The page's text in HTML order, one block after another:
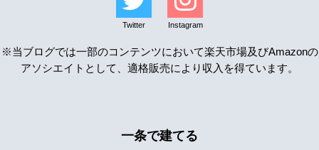
Twitter Instagram
※当ブログでは一部のコンテンツにおいて楽天市場及びAmazonの
アソシエイトとして、適格販売により収入を得ています。
一条で建てる